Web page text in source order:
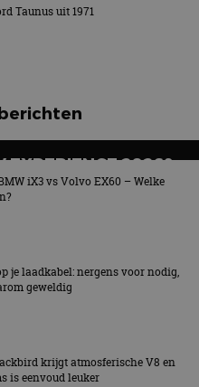
Taunus uit 1971
EXPERIENCE 2026?
26 september
iX3 vs Volvo EX60 – Welke
je laadkabel: nergens voor nodig,
geweldig
krijgt atmosferische V8 en
is eenvoud leuker